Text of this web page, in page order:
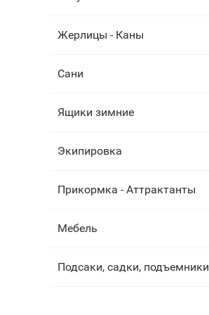
Жерлицы - Каны
Сани
Ящики зимние
Экипировка
Прикормка - Аттрактанты
Мебель
Подсаки, садки, подъемники